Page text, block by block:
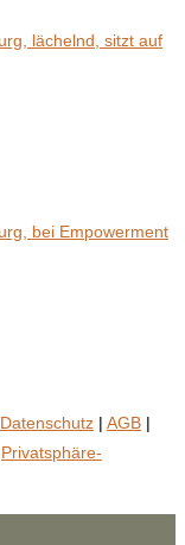
Datenschutz | AGB |
Privatsphäre-